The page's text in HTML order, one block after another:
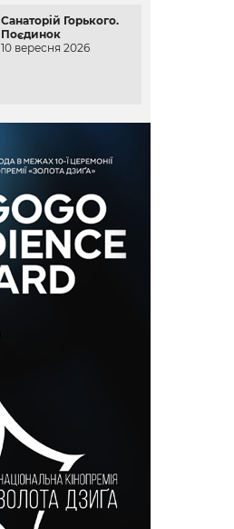
Санаторій Горького.
Поєдинок
10 вересня 2026